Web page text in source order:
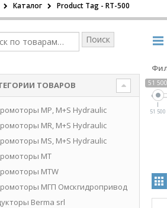
Каталог Product Tag - RT-500
51
51 500
Поиск
ТОВАРОВ
MP, M+S Hydraulic
MR, M+S Hydraulic
MS, M+S Hydraulic
MT
MTW
МГП Омскгидропривод
Berma srl